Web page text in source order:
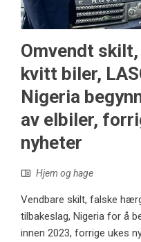
Omvendt
kvitt biler,
Nigeria
av elbiler,
nyheter
Hjem og hage
Vendbare skilt, falske
tilbakeslag, Nigeria for å
innen 2023, forrige ukes